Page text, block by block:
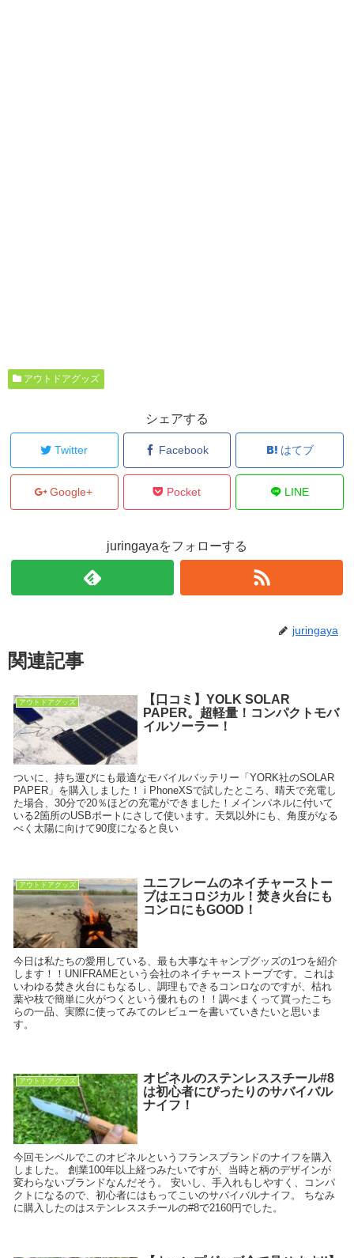
アウトドアグッズ
シェアする
Twitter Facebook はてブ
Google+ Pocket LINE
juringayaをフォローする
juringaya
関連記事
アウトドアグッズ
【口コミ】YOLK SOLAR
PAPER。超軽量！コンパクトモバ
イルソーラー！
ついに、持ち運びにも最適なモバイルバッテリー「YORK社のSOLAR
PAPER」を購入しました！ i PhoneXSで試したところ、晴天で充電し
た場合、30分で20％ほどの充電ができました！メインパネルに付いて
いる2箇所のUSBポートにさして使います。天気以外にも、角度がなる
べく太陽に向けて90度になると良い
アウトドアグッズ
ユニフレームのネイチャーストー
ブはエコロジカル！焚き火台にも
コンロにもGOOD！
今日は私たちの愛用している、最も大事なキャンプグッズの1つを紹介
します！！UNIFRAMEという会社のネイチャーストーブです。これは
いわゆる焚き火台にもなるし、調理もできるコンロなのですが、枯れ
葉や枝で簡単に火がつくという優れもの！！調べまくって買ったこち
らの一品、実際に使ってみてのレビューを書いていきたいと思いま
す。
アウトドアグッズ
オピネルのステンレススチール#8
は初心者にぴったりのサバイバル
ナイフ！
今回モンベルでこのオピネルというフランスブランドのナイフを購入
しました。 創業100年以上経つみたいですが、当時と柄のデザインが
変わらないブランドなんだそう。 安いし、手入れもしやすく、コンパ
クトになるので、初心者にはもってこいのサバイバルナイフ。 ちなみ
に購入したのはステンレススチールの#8で2160円でした。